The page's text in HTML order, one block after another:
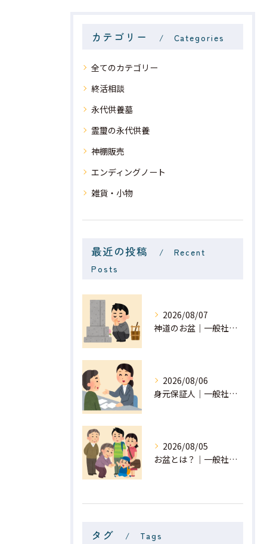
カテゴリー Categories
全てのカテゴリー
終活相談
永代供養墓
霊璽の永代供養
神棚販売
エンディングノート
雑貨・小物
最近の投稿
Recent
Posts
2026/08/07
神道のお盆｜一般社団法人 星月
2026/08/06
身元保証人｜一般社団法人 星月
2026/08/05
お盆とは？｜一般社団法人 星月
タグ Tags